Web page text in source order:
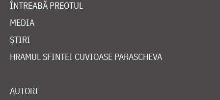
ÎNTREABĂ PREOTUL
MEDIA
ȘTIRI
HRAMUL SFINTEI CUVIOASE PARASCHEVA
AUTORI